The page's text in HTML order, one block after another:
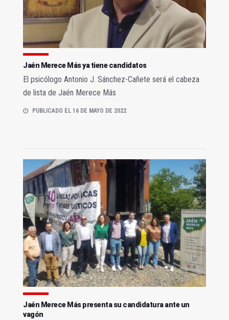
Jaén Merece Más ya tiene candidatos
El psicólogo Antonio J. Sánchez-Cañete será el cabeza
de lista de Jaén Merece Más
PUBLICADO EL 16 DE MAYO DE 2022
Jaén Merece Más presenta su candidatura ante un
vagón